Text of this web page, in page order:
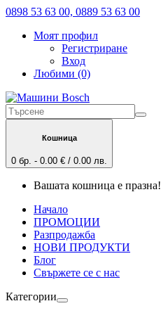
0898 53 63 00, 0889 53 63 00
Моят профил
Регистриране
Вход
Любими (0)
Кошница
0 бр. - 0.00 € / 0.00 лв.
Вашата кошница е празна!
Начало
ПРОМОЦИИ
Разпродажба
НОВИ ПРОДУКТИ
Блог
Свържете се с нас
Категории